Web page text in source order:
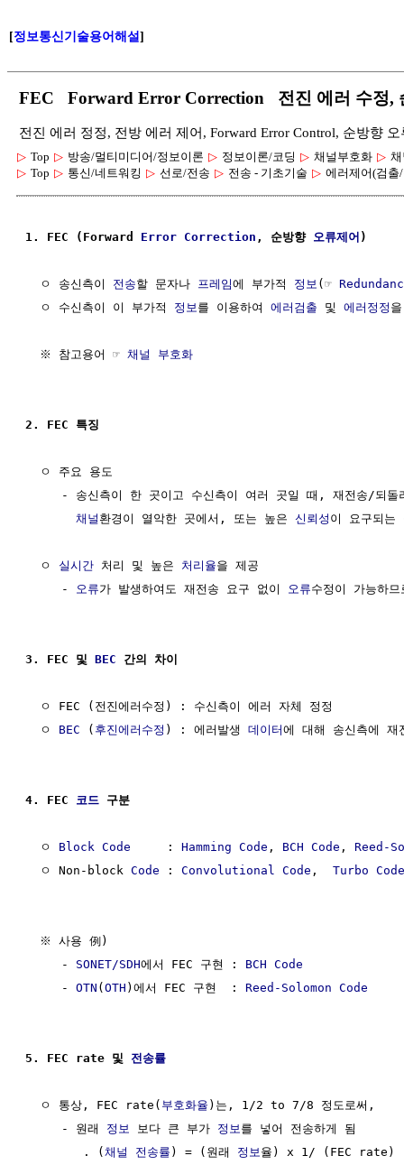
[정보통신기술용어해설]
FEC Forward Error Correction 전진 에러 수정,
전진 에러 정정, 전방 에러 제어, Forward Error Control, 순방향 오
▷ Top ▷ 방송/멀티미디어/정보이론 ▷ 정보이론/코딩 ▷ 채널부호화 ▷
▷ Top ▷ 통신/네트워킹 ▷ 선로/전송 ▷ 전송 - 기초기술 ▷ 에러제어(검출
1. FEC (Forward Error Correction , 순방향 오류제어 )
  ㅇ 송신측이
전송할 문자나 프레임에 부가적 정보 (☞
  ㅇ 수신측이 이 부가적
정보 를 이용하여 에러검출 및 에러정정
  ※ 참고용어 ☞
채널 부호화
2. FEC 특징
  ㅇ 주요 용도
- 송신측이 한 곳이고 수신측이 여러 곳일 때, 재전송/되
채널 환경이 열악한 곳에서, 또는 높은 신뢰성 이 요구되는
  ㅇ
실시간 처리 및 높은 처리율을 제공
     -
오류가 발생하여도 재전송 요구 없이 오류수정이 가능하므
3. FEC 및 BEC 간의 차이
  ㅇ FEC (전진에러수정) : 수신측이 에러 자체 정정
  ㅇ
BEC ( 후진에러수정 ) : 에러발생 데이터에 대해 송신측에 재
4. FEC 코드 구분
  ㅇ
Block Code
     :
Hamming Code , BCH Code , Reed-
  ㅇ Non-block
Code : Convolutional Code , Turbo Code
  ※ 사용 例)
     -
SONET/SDH에서 FEC 구현 : BCH Code
     -
OTN (OTH )에서 FEC 구현  : Reed-Solomon Code
5. FEC rate 및 전송률
  ㅇ 통상, FEC rate(
부호화율 )는, 1/2 to 7/8 정도로써,
     - 원래
정보 보다 큰 부가 정보 를 넣어 전송하게 됨
        . (
채널 전송률 ) = (원래 정보 율) x 1/ (FEC rate)